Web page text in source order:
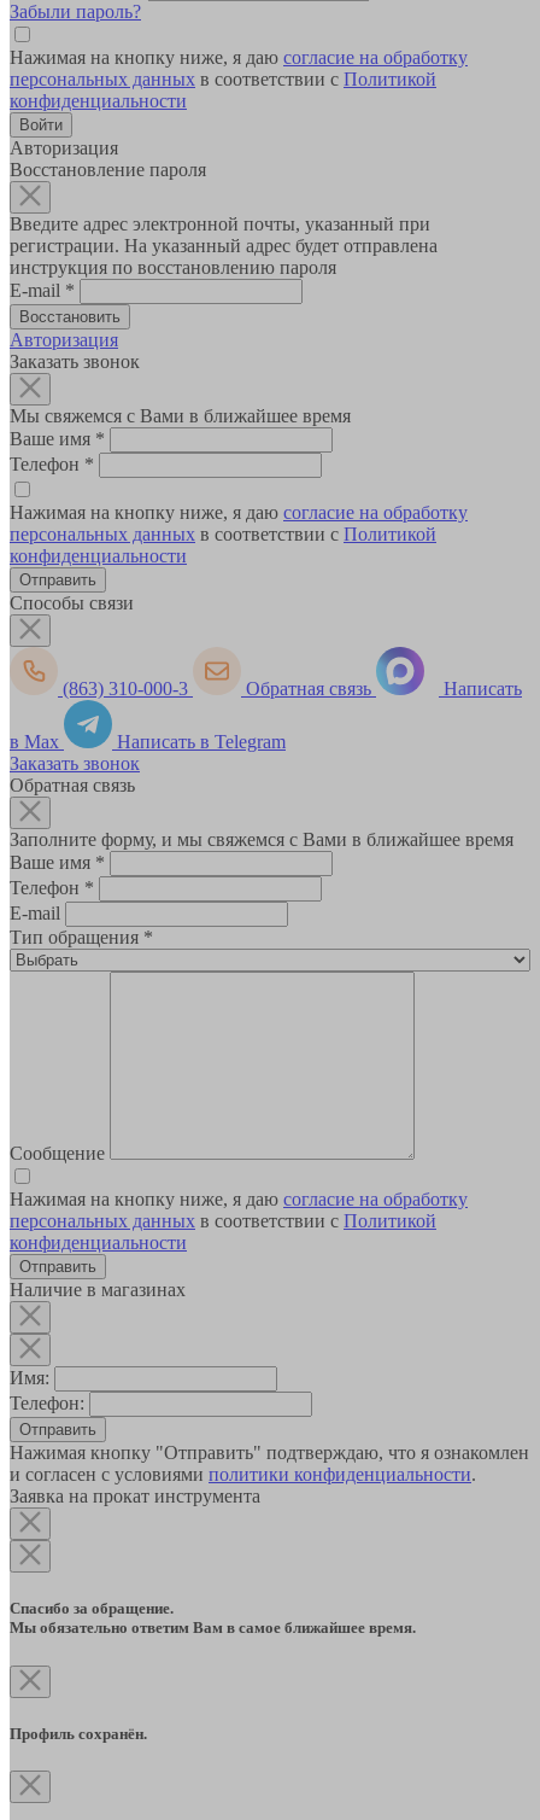
Забыли пароль?
Нажимая на кнопку ниже, я даю согласие на обработку
персональных данных в соответствии с Политикой
конфиденциальности
Авторизация
Восстановление пароля
Введите адрес электронной почты, указанный при
регистрации. На указанный адрес будет отправлена
инструкция по восстановлению пароля
E-mail *
Авторизация
Заказать звонок
Мы свяжемся с Вами в ближайшее время
Ваше имя *
Телефон *
Нажимая на кнопку ниже, я даю согласие на обработку
персональных данных в соответствии с Политикой
конфиденциальности
Способы связи
(863) 310-000-3 Обратная связь Написать
в Max
Написать в Telegram
Заказать звонок
Обратная связь
Заполните форму, и мы свяжемся с Вами в ближайшее время
Ваше имя *
Телефон *
E-mail
Тип обращения *
Сообщение
Нажимая на кнопку ниже, я даю согласие на обработку
персональных данных в соответствии с Политикой
конфиденциальности
Наличие в магазинах
Имя:
Телефон:
Отправить
Нажимая кнопку "Отправить" подтверждаю, что я ознакомлен
и согласен с условиями политики конфиденциальности.
Заявка на прокат инструмента
Спасибо за обращение.
Мы обязательно ответим Вам в самое ближайшее время.
Профиль сохранён.